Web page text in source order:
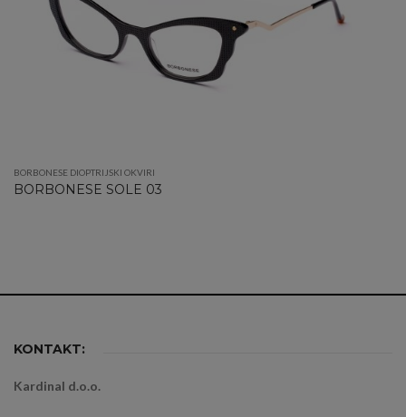
BORBONESE DIOPTRIJSKI OKVIRI
BORBONESE SOLE 03
KONTAKT:
Kardinal d.o.o.